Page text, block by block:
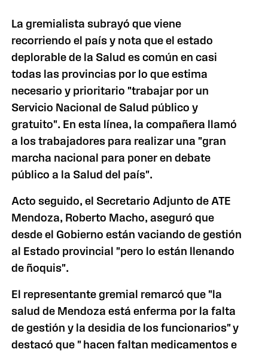
La gremialista subrayó que viene
recorriendo el país y nota que el estado
deplorable de la Salud es común en casi
todas las provincias por lo que estima
necesario y prioritario "trabajar por un
Servicio Nacional de Salud público y
gratuito". En esta línea, la compañera llamó
a los trabajadores para realizar una "gran
marcha nacional para poner en debate
público a la Salud del país".
Acto seguido, el Secretario Adjunto de ATE
Mendoza, Roberto Macho, aseguró que
desde el Gobierno están vaciando de gestión
al Estado provincial "pero lo están llenando
de ñoquis".
El representante gremial remarcó que "la
salud de Mendoza está enferma por la falta
de gestión y la desidia de los funcionarios" y
destacó que " hacen faltan medicamentos e